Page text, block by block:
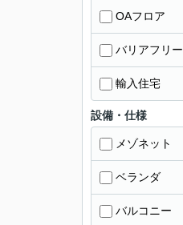
OAフロア
バリアフリー
輸入住宅
設備・仕様
メゾネット
ベランダ
バルコニー